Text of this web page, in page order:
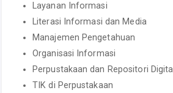
Layanan Informasi
Literasi Informasi dan Media
Manajemen Pengetahuan
Organisasi Informasi
Perpustakaan dan Repositori Digital
TIK di Perpustakaan